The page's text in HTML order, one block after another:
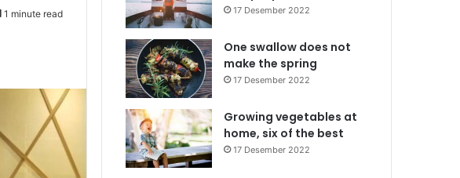
1 minute read 17 Desember 2022
One swallow does not
make the spring
17 Desember 2022
Growing vegetables at
home, six of the best
17 Desember 2022